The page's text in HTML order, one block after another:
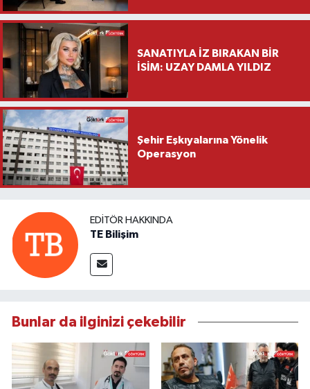
Ziyareti
SANATIYLA İZ BIRAKAN BİR
İSİM: UZAY DAMLA YILDIZ
Şehir Eşkıyalarına Yönelik
Operasyon
EDITÖR HAKKINDA
TE Bilişim
Bunlar da ilginizi çekebilir